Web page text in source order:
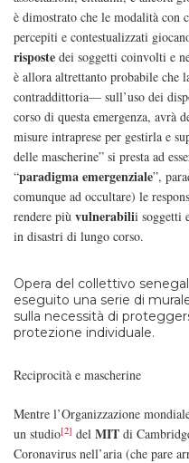
è dimostrato che le modalità con
percepiti e contestualizzati
risposte dei soggetti coinvolti e
è allora altrettanto probabile che
contraddittoria— sull’uso dei
corso di questa emergenza, avrà
misure intraprese per gestirla e
delle mascherine” si presta ad
“paradigma emergenziale”,
comunque ad occultare) le
rendere più vulnerabilii soggetti
in disastri di lungo corso.
Opera del collettivo
eseguito una serie di
sulla necessità di
protezione individuale.
Reciprocità e mascherine
Mentre l’Organizzazione
un studio[2] del MIT di
Coronavirus nell’aria (che pare